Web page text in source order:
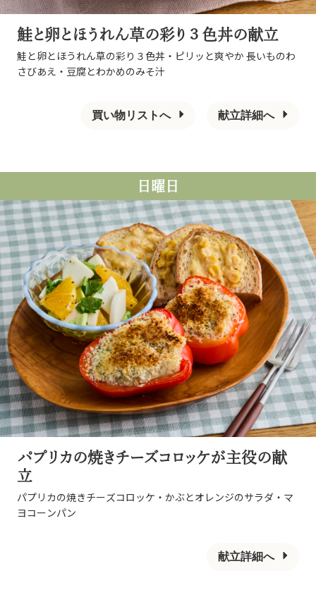
鮭と卵とほうれん草の彩り３色丼の献立
鮭と卵とほうれん草の彩り３色丼・ピリッと爽やか 長いものわ
さびあえ・豆腐とわかめのみそ汁
買い物リストへ 献立詳細へ
日曜日
パプリカの焼きチーズコロッケが主役の献
立
パプリカの焼きチーズコロッケ・かぶとオレンジのサラダ・マ
ヨコーンパン
献立詳細へ